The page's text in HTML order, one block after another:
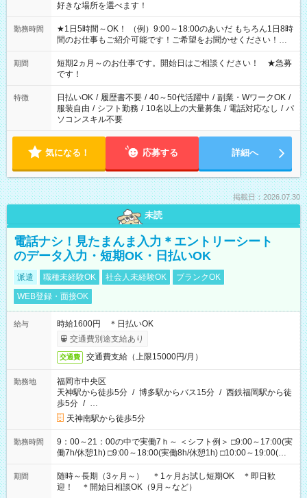
好きな場所を選べます！
勤務時間
★1日5時間～OK！ （例）9:00～18:00のあいだ もちろん1日8時
間のお仕事もご紹介可能です！ご希望をお聞かせください！★
家庭の都合でお休みが必要な場合も遠慮なくご相談ください。
※週最低15時間以上の勤務が必要です
期間
短期2ヵ月～のお仕事です。開始日はご相談ください！ ★急募
です！
特徴 日払いOK / 履歴書不要 / 40～50代活躍中 / 副業・WワークOK /
服装自由 / シフト勤務 / 10名以上の大量募集 / 電話対応なし / パ
ソコンスキル不要
気になる！ 応募する 詳細へ
掲載日：2026.07.30
未読
電話ナシ！見たまんま入力＊エントリーシート
のデータ入力・短期OK・日払いOK
派遣 職種未経験OK 社会人未経験OK
ブランクOK
WEB登録・面接OK
給与
時給1600円 ＊日払いOK
交通費別途支給あり
交通費 交通費支給（上限15000円/月）
勤務地
福岡市中央区
天神駅から徒歩5分 / 博多駅からバス15分 / 西鉄福岡駅から徒
歩5分 / …
天神南駅から徒歩5分
勤務時間
9：00～21：00の中で実働7ｈ～ ＜シフト例＞ □9:00～17:00(実
働7h/休憩1h) □9:00～18:00(実働8h/休憩1h) □10:00～19:00(実
働8h/休憩1h) □11:00～20:00(実働8h/休憩1h) □12:00～20:00(実
働7h/休憩1h) □12:00～21:00(実働7h/休憩1h) ＊固定OK ＊選べ
る時間帯！
期間
随時～長期（3ヶ月～） ＊1ヶ月お試し短期OK ＊即日歓
迎！ ＊開始日相談OK（9月～など）